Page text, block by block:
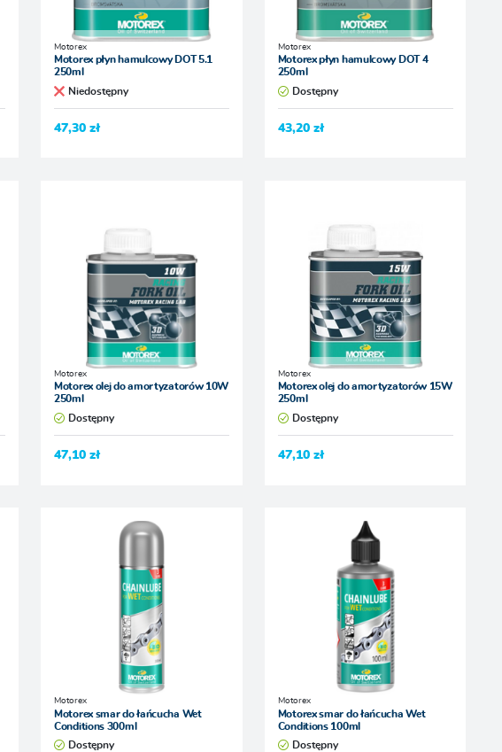
Motorex
Motorex płyn hamulcowy DOT 5.1
250ml
Niedostępny
47,30 zł
Motorex
Motorex płyn hamulcowy DOT 4
250ml
Dostępny
43,20 zł
Motorex
Motorex olej do amortyzatorów 10W
250ml
Dostępny
47,10 zł
Motorex
Motorex olej do amortyzatorów 15W
250ml
Dostępny
47,10 zł
Motorex
Motorex smar do łańcucha Wet
Conditions 300ml
Dostępny
Motorex
Motorex smar do łańcucha Wet
Conditions 100ml
Dostępny